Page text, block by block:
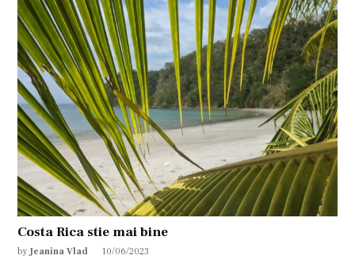
Costa Rica stie mai bine
by Jeanina Vlad 10/06/2023